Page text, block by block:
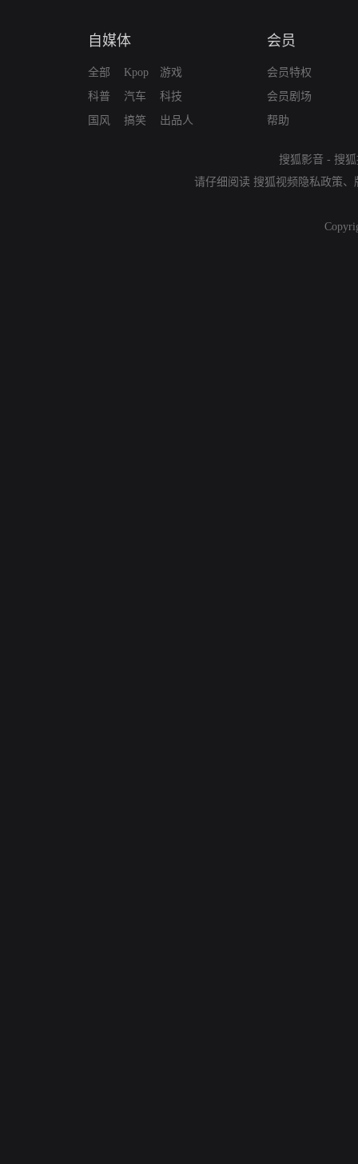
自媒体
全部
科普
国风
Kpop
汽车
搞笑
游戏
科技
出品人
会员
会员特权
会员剧场
帮助
搜狐影音 - 搜
请仔细阅读 搜狐视频隐私政策、